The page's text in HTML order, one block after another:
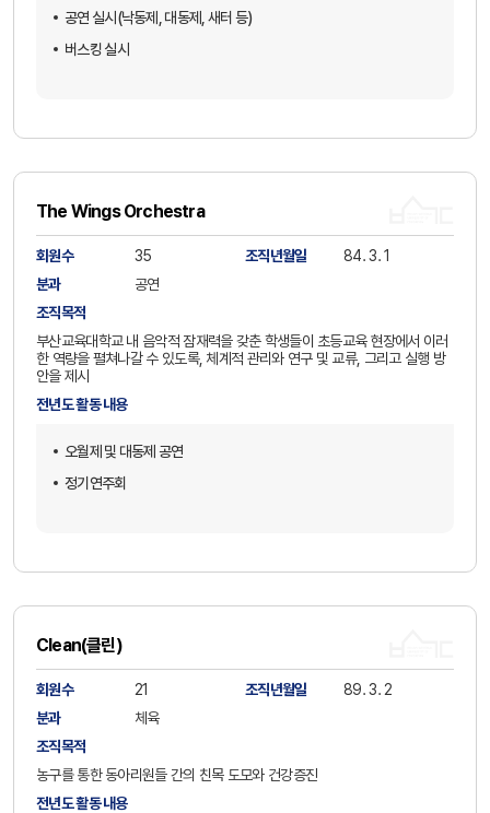
공연 실시(낙동제, 대동제, 새터 등)
버스킹 실시
The Wings Orchestra
회원수 35 조직년월일
84. 3. 1
분과
공연
조직목적
부산교육대학교 내 음악적 잠재력을 갖춘 학생들이 초등교육 현장에서 이러
한 역량을 펼쳐나갈 수 있도록, 체계적 관리와 연구 및 교류, 그리고 실행 방
안을 제시
전년도 활동 내용
오월제 및 대동제 공연
정기연주회
Clean(클린)
회원수 21 조직년월일
89. 3. 2
분과
체육
조직목적
농구를 통한 동아리원들 간의 친목 도모와 건강증진
전년도 활동 내용